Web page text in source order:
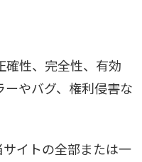
確性、完全性、有効
やバグ、権利侵害な
イトの全部または一